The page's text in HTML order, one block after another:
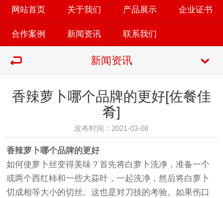
网站首页 关于我们 产品展示 企业证书
合作案例 新闻资讯 联系我们
新闻资讯
香辣萝卜哪个品牌的更好[佐餐佳
肴]
发布时间：2021-03-08
香辣萝卜哪个品牌的更好
如何使萝卜丝变得美味？首先将白萝卜洗净，准备一个
或两个西红柿和一些大蒜叶，一起洗净，然后将白萝卜
切成相等大小的切丝。这也是对刀技的考验。如果伤口